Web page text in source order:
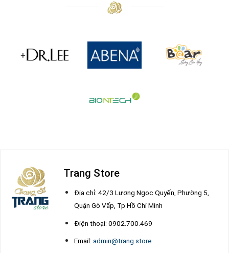
Trang Store
Địa chỉ: 42/3 Lương Ngọc Quyến, Phường 5,
Quận Gò Vấp, Tp Hồ Chí Minh
Điện thoại: 0902.700.469
Email:admin@trang.store